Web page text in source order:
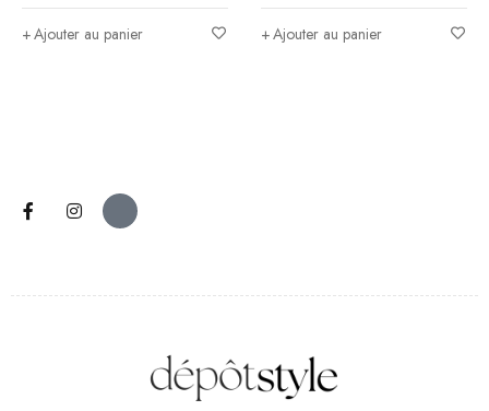
Ajouter au panier Ajouter au panier